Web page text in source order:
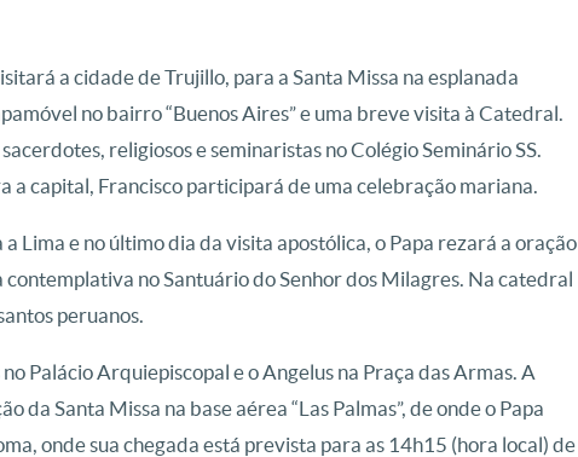
a cidade de Trujillo, para a Santa Missa na esplanada
no bairro “Buenos Aires” e uma breve visita à Catedral.
religiosos e seminaristas no Colégio Seminário SS.
a capital, Francisco participará de uma celebração mariana.
Lima e no último dia da visita apostólica, o Papa rezará a oração
no Santuário do Senhor dos Milagres. Na catedral
peruanos.
Palácio Arquiepiscopal e o Angelus na Praça das Armas. A
da Santa Missa na base aérea “Las Palmas”, de onde o Papa
onde sua chegada está prevista para as 14h15 (hora local) de